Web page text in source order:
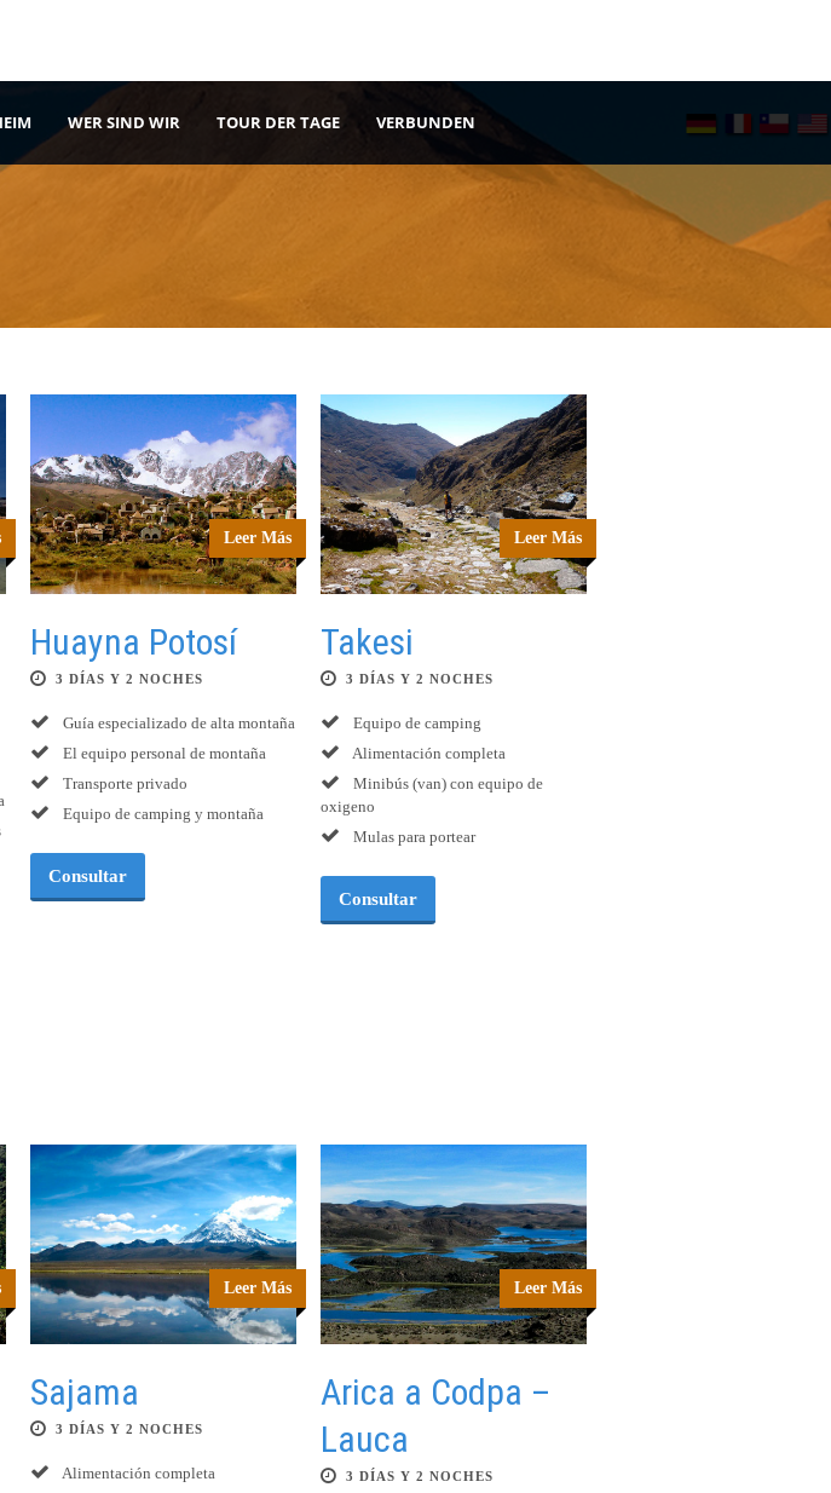
WER SIND WIR TOUR DER TAGE VERBUNDEN
Leer Más
Huayna Potosí
3 DÍAS Y 2 NOCHES
Guía especializado de alta montaña
El equipo personal de montaña
Transporte privado
Equipo de camping y montaña
Consultar
Leer Más
Takesi
3 DÍAS Y 2 NOCHES
Equipo de camping
Alimentación completa
Minibús (van) con equipo de
oxigeno
Mulas para portear
Consultar
Leer Más
Sajama
3 DÍAS Y 2 NOCHES
Alimentación completa
Leer Más
Arica a Codpa –
Lauca
3 DÍAS Y 2 NOCHES